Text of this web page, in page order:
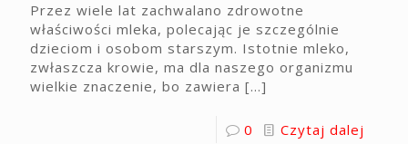
Przez wiele lat zachwalano zdrowotne
właściwości mleka, polecając je szczególnie
dzieciom i osobom starszym. Istotnie mleko,
zwłaszcza krowie, ma dla naszego organizmu
wielkie znaczenie, bo zawiera […]
0 Czytaj dalej